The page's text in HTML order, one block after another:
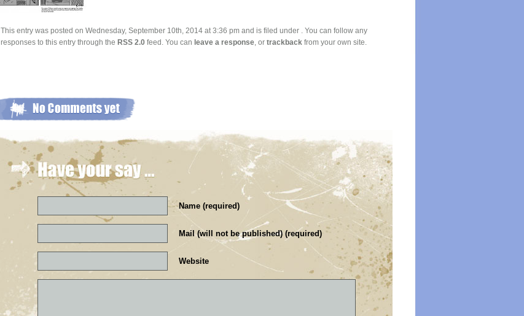
This entry was posted on Wednesday, September 10th, 2014 at 3:36 pm and is filed under . You can follow any
responses to this entry through the RSS 2.0 feed. You can leave a response , or trackback from your own site.
Name (required)
Mail (will not be published) (required)
Website